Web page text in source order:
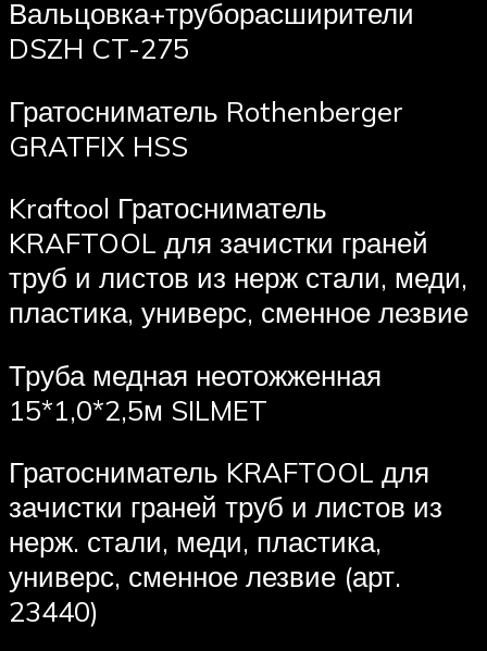
Вальцовка+труборасширители
DSZH CT-275
Гратосниматель Rothenberger
GRATFIX HSS
Kraftool Гратосниматель
KRAFTOOL для зачистки граней
труб и листов из нерж стали, меди,
пластика, универс, сменное лезвие
Труба медная неотожженная
15*1,0*2,5м SILMET
Гратосниматель KRAFTOOL для
зачистки граней труб и листов из
нерж. стали, меди, пластика,
универс, сменное лезвие (арт.
23440)